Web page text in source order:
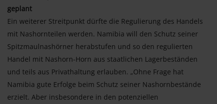
geplant
Ein weiterer Streitpunkt dürfte die Regulierung des Handels
mit Nashornteilen werden. Namibia will den Schutz seiner
Spitzmaulnashörner herabstufen und so den regulierten
Handel mit Nashorn-Horn aus staatlichen Lagerbeständen
und teils aus Privathaltung erlauben. „Ohne Frage hat
Namibia gute Erfolge beim Schutz seiner Nashornbestände
erzielt. Aber insbesondere in den potenziellen